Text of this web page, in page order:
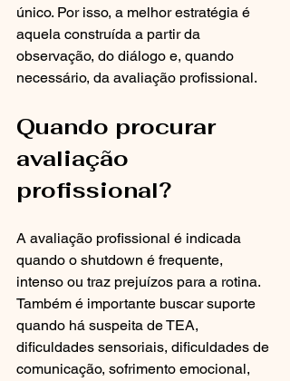
único. Por isso, a melhor estratégia é
aquela construída a partir da
observação, do diálogo e, quando
necessário, da avaliação profissional.
Quando procurar
avaliação
profissional?
A avaliação profissional é indicada
quando o shutdown é frequente,
intenso ou traz prejuízos para a rotina.
Também é importante buscar suporte
quando há suspeita de TEA,
dificuldades sensoriais, dificuldades de
comunicação, sofrimento emocional,